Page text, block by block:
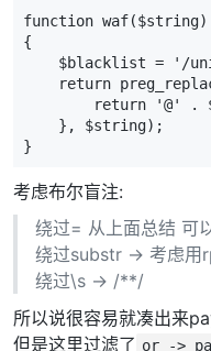
function waf($string)
{
$blacklist = '/
return
return '@' .
    }, $string);
}
考虑布尔盲注:
绕过= 从上面总结 可
绕过substr -> 考虑用
绕过\s -> /**/
所以说很容易就凑出来
但是这里过滤了 or ->